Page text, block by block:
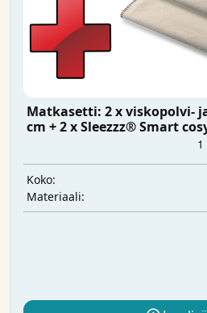
Matkasetti: 2 x viskopolvi-
cm + 2 x Sleezzz® Smart
Koko:
Materiaali: